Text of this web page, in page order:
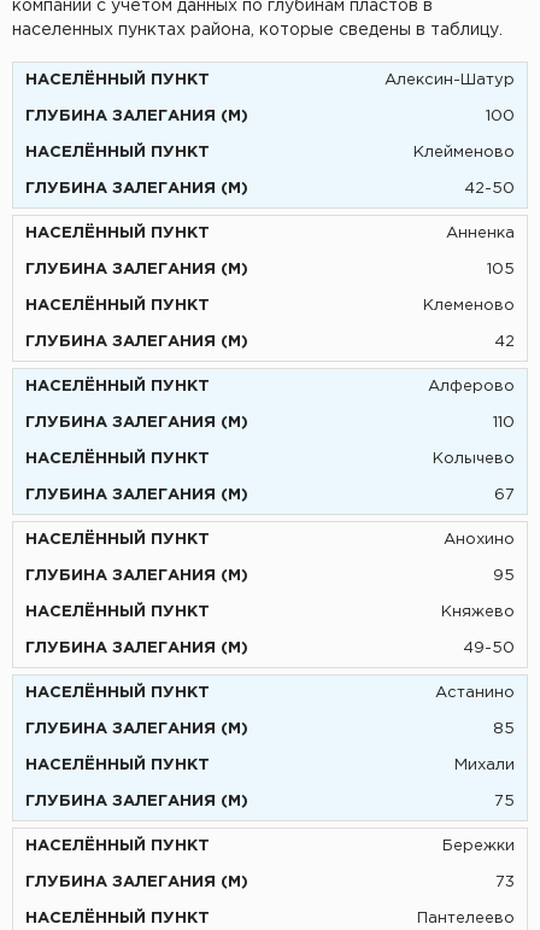
компании с учетом данных по глубинам пластов в
населенных пунктах района, которые сведены в таблицу.
Алексин-Шатур
100
Клейменово
42-50
Анненка
105
Клеменово
42
Алферово
110
Колычево
67
Анохино
95
Княжево
49-50
Астанино
85
Михали
75
Бережки
73
Пантелеево